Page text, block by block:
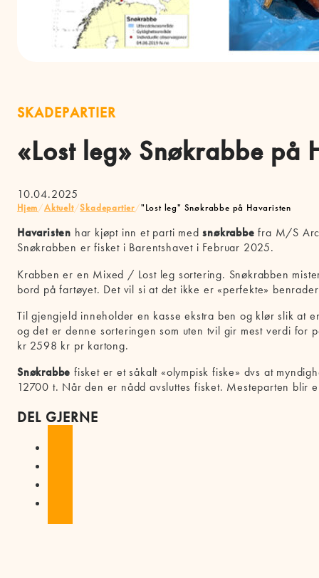
SKADEPARTIER
«Lost leg» Snøkrabbe på
10.04.2025
Hjem/Aktuelt/Skadepartier/"Lost leg" Snøkrabbe på Havaristen
Havaristen har kjøpt inn et parti medsnøkrabbefra M/S
Snøkrabben er fisket i Barentshavet i Februar 2025.
Krabben er en Mixed / Lost leg sortering. Snøkrabben
bord på fartøyet. Det vil si at det ikke er «perfekte»
Til gjengjeld inneholder en kasse ekstra ben og klør slik at
og det er denne sorteringen som uten tvil gir mest verdi
kr 2598 kr pr kartong.
Snøkrabbe fisket er et såkalt «olympisk fiske» dvs at
12700 t. Når den er nådd avsluttes fisket. Mesteparten blir
DEL GJERNE